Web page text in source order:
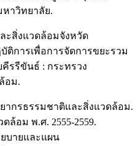
าวิทยาลัย.
ะสิ่งแวดล้อมจังหวัด
ติการเพื่อการจัดการขยะรวม
รรีขันธ์ : กระทรวง
อม.
ากรธรรมชาติและสิ่งแวดล้อม.
ล้อม พ.ศ. 2555-2559.
บายและแผน